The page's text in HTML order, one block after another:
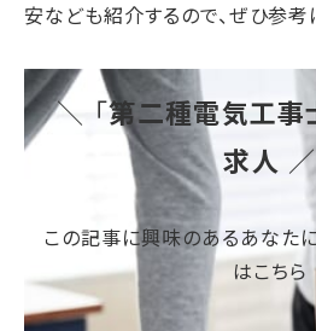
安なども紹介するので、ぜひ参考
＼ 「第二種電気工事
求人 ／
この記事に興味のあるあなた
はこちら